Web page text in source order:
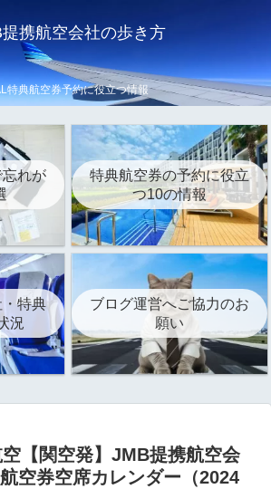
携航空会社の歩き方
特典航空券予約に役立つ情報
れが
特典航空券の予約に役立
つ10の情報
特典
況
ブログ運営へご協力のお
願い
【関空発】JMB提携航空会
空券空席カレンダー（2024